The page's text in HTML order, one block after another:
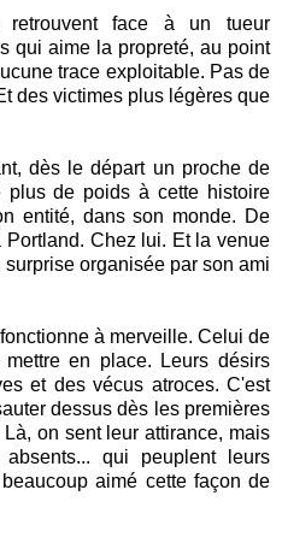
face à un tueur
qui aime la propreté, au point
trace exploitable. Pas de
des victimes plus légères que
dès le départ un proche de
plus de poids à cette histoire
entité, dans son monde. De
Chez lui. Et la venue
organisée par son ami
à merveille. Celui de
en place. Leurs désirs
et des vécus atroces. C'est
dessus dès les premières
on sent leur attirance, mais
qui peuplent leurs
aimé cette façon de